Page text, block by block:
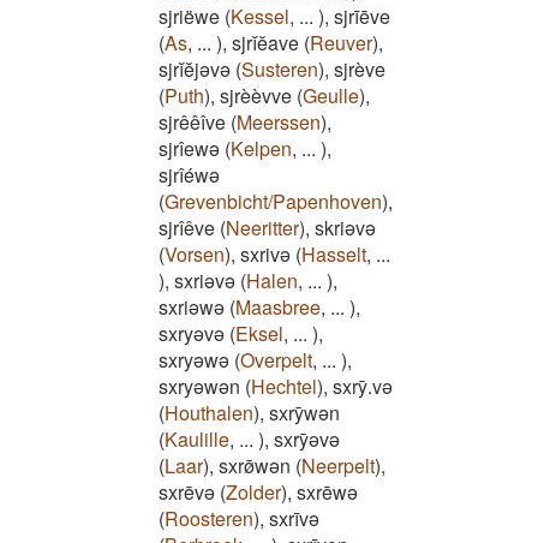
sjriëwe (Kessel, ... ), sjrīēve
(As, ... ), sjrĭĕave (Reuver),
sjrĭĕjəvə (Susteren), sjrève
(Puth), sjrèèvve (Geulle),
sjrêêîve (Meerssen),
sjrîewə (Kelpen, ... ),
sjrîéwə
(Grevenbicht/Papenhoven),
sjrîêve (Neeritter), skriǝvǝ
(Vorsen), sxrivǝ (Hasselt, ...
), sxriǝvǝ (Halen, ... ),
sxriǝwǝ (Maasbree, ... ),
sxryǝvǝ (Eksel, ... ),
sxryǝwǝ (Overpelt, ... ),
sxryǝwǝn (Hechtel), sxrȳ.vǝ
(Houthalen), sxrȳwǝn
(Kaulille, ... ), sxrȳǝvǝ
(Laar), sxrø̄wǝn (Neerpelt),
sxrēvǝ (Zolder), sxrēwǝ
(Roosteren), sxrīvǝ